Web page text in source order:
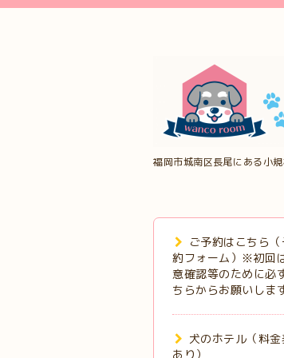
福岡市城南区長尾にある小
ご予約はこちら（
約フォーム）※初回
意確認等のために必
ちらからお願いします
犬のホテル（料金
あり）